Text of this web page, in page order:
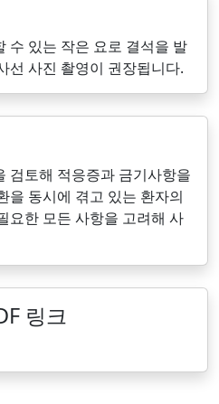
수 있는 작은 요로 결석을 발
선 사진 촬영이 권장됩니다.
검토해 적응증과 금기사항을
을 동시에 겪고 있는 환자의
요한 모든 사항을 고려해 사
링크